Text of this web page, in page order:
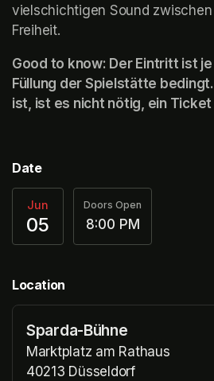
vielschichtigen Sound
Freiheit.
Good to know: Der Eintritt ist
Füllung der Spielstätte
ist, ist es nicht nötig, ein
Date
Jun
05
Doors Open
8:00 PM
Location
Sparda-Bühne
Marktplatz am Rathaus
40213 Düsseldorf